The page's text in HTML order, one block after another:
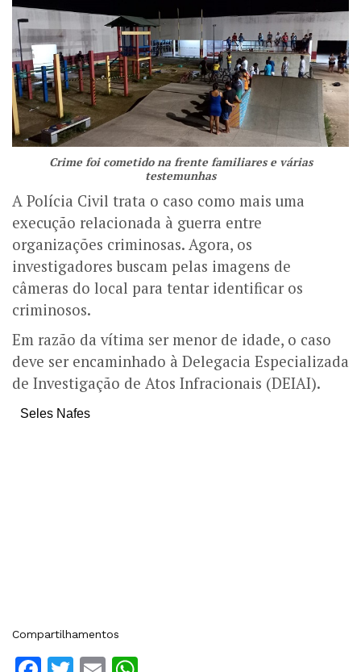
Crime foi cometido na frente familiares e várias
testemunhas
A Polícia Civil trata o caso como mais uma
execução relacionada à guerra entre
organizações criminosas. Agora, os
investigadores buscam pelas imagens de
câmeras do local para tentar identificar os
criminosos.
Em razão da vítima ser menor de idade, o caso
deve ser encaminhado à Delegacia Especializada
de Investigação de Atos Infracionais (DEIAI).
Seles Nafes
Compartilhamentos